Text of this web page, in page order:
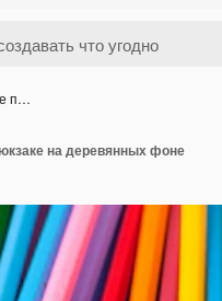
п…
на деревянных фоне